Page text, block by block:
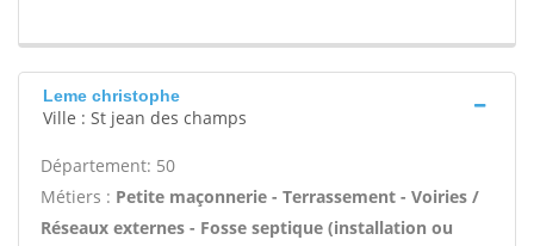
Leme christophe
Ville : St jean des champs
Département: 50
Métiers : Petite maçonnerie - Terrassement - Voiries /
Réseaux externes - Fosse septique (installation ou